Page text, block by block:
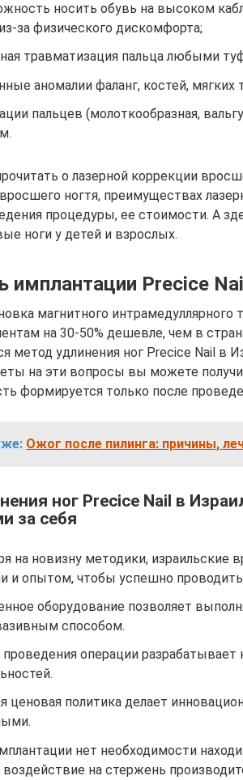
носить обувь на высоком
за физического дискомфорта;
травматизация пальца любыми
аномалии фаланг, костей, мягких
пальцев (молоткообразная,
о лазерной коррекции
ногтя, преимуществах
процедуры, ее стоимости. А
ноги у детей и взрослых.
имплантации Preciсe
магнитного интрамедуллярного
на 30-50% дешевле, чем в
метод удлинения ног Preciсe Nail в
на эти вопросы вы можете
формируется только после
Ожог после пилинга: причины,
ног Preciсe Nail в
за себя
на новизну методики, израильские
и опытом, чтобы успешно
оборудование позволяет
способом.
проведения операции
ценовая политика делает
нет необходимости
на стержень